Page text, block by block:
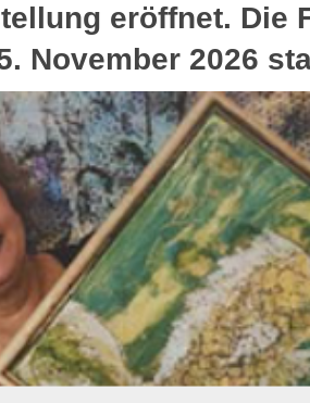
eröffnet. Die
November 2026